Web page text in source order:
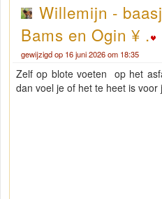
Willemijn -
Bams en Ogin ¥ .
gewijzigd op 16 juni 2026 om 18:35
Zelf op blote voeten op het
dan voel je of het te heet is voor